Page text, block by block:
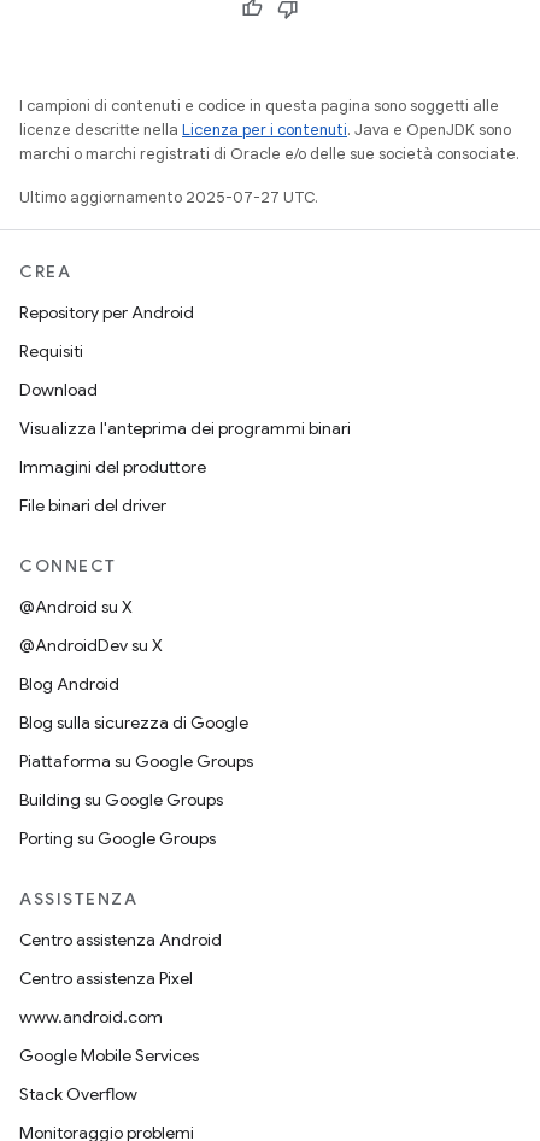
I campioni di contenuti e codice in questa pagina sono soggetti alle
licenze descritte nella Licenza per i contenuti. Java e OpenJDK sono
marchi o marchi registrati di Oracle e/o delle sue società consociate.
Ultimo aggiornamento 2025-07-27 UTC.
CREA
Repository per Android
Requisiti
Download
Visualizza l'anteprima dei programmi binari
Immagini del produttore
File binari del driver
CONNECT
@Android su X
@AndroidDev su X
Blog Android
Blog sulla sicurezza di Google
Piattaforma su Google Groups
Building su Google Groups
Porting su Google Groups
ASSISTENZA
Centro assistenza Android
Centro assistenza Pixel
www.android.com
Google Mobile Services
Stack Overflow
Monitoraggio problemi